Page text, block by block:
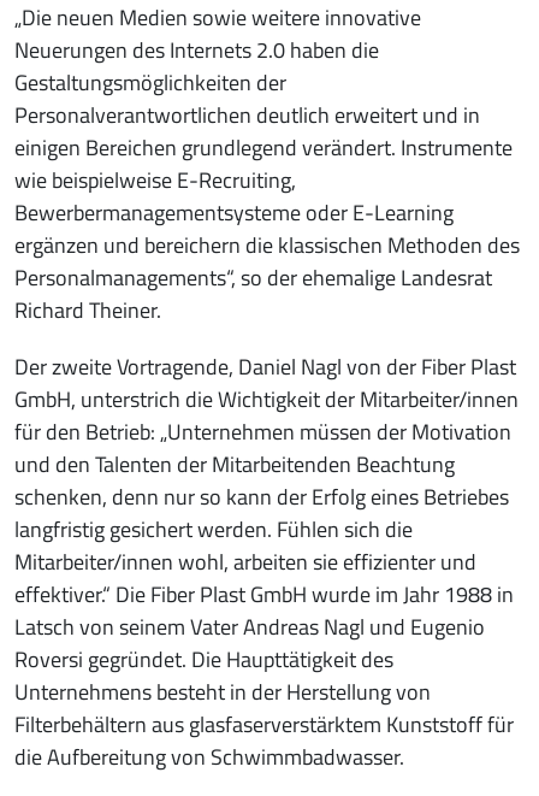
„Die neuen Medien sowie weitere innovative
Neuerungen des Internets 2.0 haben die
Gestaltungsmöglichkeiten der
Personalverantwortlichen deutlich erweitert und in
einigen Bereichen grundlegend verändert. Instrumente
wie beispielweise E-Recruiting,
Bewerbermanagementsysteme oder E-Learning
ergänzen und bereichern die klassischen Methoden des
Personalmanagements“, so der ehemalige Landesrat
Richard Theiner.
Der zweite Vortragende, Daniel Nagl von der Fiber Plast
GmbH, unterstrich die Wichtigkeit der Mitarbeiter/innen
für den Betrieb: „Unternehmen müssen der Motivation
und den Talenten der Mitarbeitenden Beachtung
schenken, denn nur so kann der Erfolg eines Betriebes
langfristig gesichert werden. Fühlen sich die
Mitarbeiter/innen wohl, arbeiten sie effizienter und
effektiver.“ Die Fiber Plast GmbH wurde im Jahr 1988 in
Latsch von seinem Vater Andreas Nagl und Eugenio
Roversi gegründet. Die Haupttätigkeit des
Unternehmens besteht in der Herstellung von
Filterbehältern aus glasfaserverstärktem Kunststoff für
die Aufbereitung von Schwimmbadwasser.